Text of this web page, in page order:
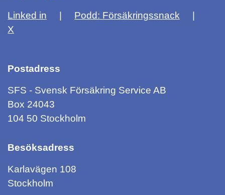
Linked in
Podd: Försäkringssnack
X
Postadress
SFS - Svensk Försäkring Service AB
Box 24043
104 50 Stockholm
Besöksadress
Karlavägen 108
Stockholm